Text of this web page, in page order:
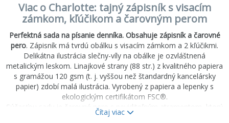
Viac o Charlotte: tajný zápisník s visacím
zámkom, kľúčikom a čarovným perom
Perfektná sada na písanie denníka. Obsahuje zápisník a čarovné
pero. Zápisník má tvrdú obálku s visacím zámkom a 2 kľúčikmi.
Delikátna ilustrácia slečny-víly na obálke je ozvláštnená
metalickým leskom. Linajkové strany (88 str.) z kvalitného papiera
s gramážou 120 gsm (t. j. vyššou než štandardný kancelársky
papier) zdobí malá ilustrácia. Vyrobený z papiera a lepenky s
ekologickým certifikátom FSC®.
Súčasťou sady je čarovné pero s neviditeľným atramentom, ktorý
sa ukáže len pod UV svetlom! UV svetlo je vo vrchnáku pera,
Čítaj viac